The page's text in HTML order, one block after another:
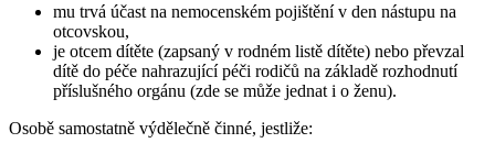
mu trvá účast na nemocenském pojištění v den nástupu na
otcovskou,
je otcem dítěte (zapsaný v rodném listě dítěte) nebo převzal
dítě do péče nahrazující péči rodičů na základě rozhodnutí
příslušného orgánu (zde se může jednat i o ženu).
Osobě samostatně výdělečně činné, jestliže: